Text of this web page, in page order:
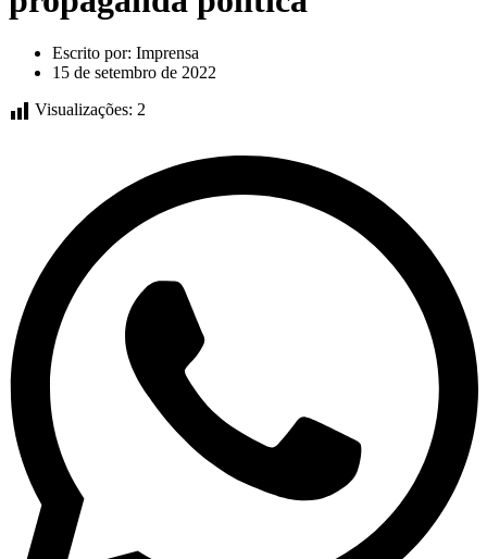
Escrito por: Imprensa
15 de setembro de 2022
Visualizações: 2